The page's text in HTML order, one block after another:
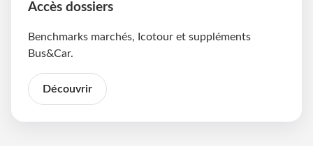
Accès dossiers
Benchmarks marchés, Icotour et suppléments
Bus&Car.
Découvrir